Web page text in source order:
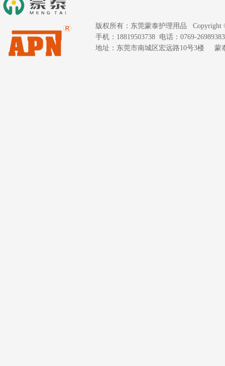
版权所有：东莞蒙泰护理用品 Copyright
手机：18819503738 电话：0769-
地址：东莞市南城区宏远路10号3楼